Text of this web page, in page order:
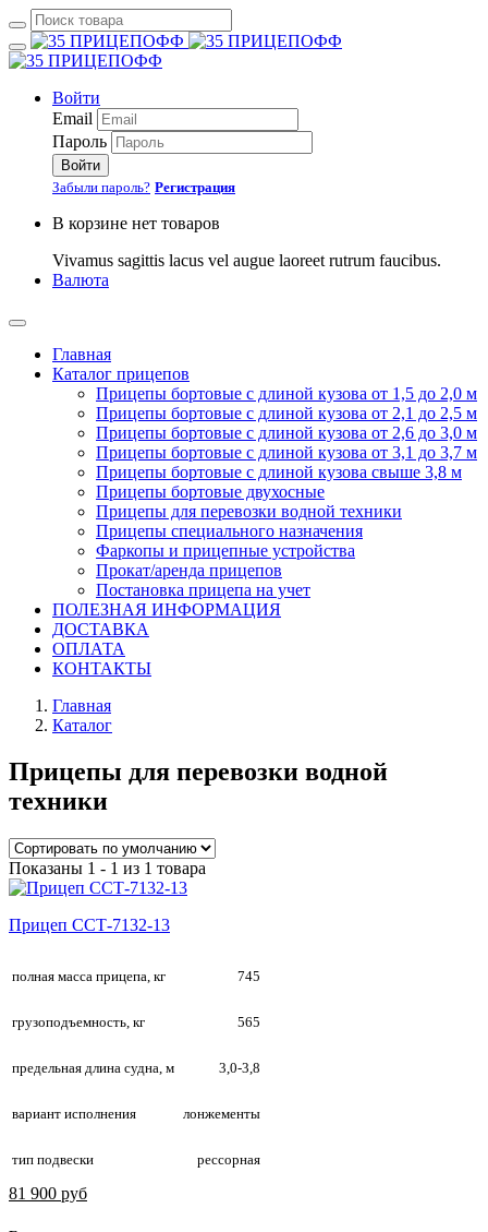
Войти
Email
Пароль
Войти
Забыли пароль? Регистрация
В корзине нет товаров
Vivamus sagittis lacus vel augue laoreet rutrum faucibus.
Валюта
Главная
Каталог прицепов
Прицепы бортовые с длиной кузова от 1,5 до 2,0 м
Прицепы бортовые с длиной кузова от 2,1 до 2,5 м
Прицепы бортовые с длиной кузова от 2,6 до 3,0 м
Прицепы бортовые с длиной кузова от 3,1 до 3,7 м
Прицепы бортовые с длиной кузова свыше 3,8 м
Прицепы бортовые двухосные
Прицепы для перевозки водной техники
Прицепы специального назначения
Фаркопы и прицепные устройства
Прокат/аренда прицепов
Постановка прицепа на учет
ПОЛЕЗНАЯ ИНФОРМАЦИЯ
ДОСТАВКА
ОПЛАТА
КОНТАКТЫ
Главная
Каталог
Прицепы для перевозки водной
техники
Показаны 1 - 1 из 1 товара
Прицеп ССТ-7132-13
полная масса прицепа, кг 745
грузоподъемность, кг 565
предельная длина судна, м 3,0-3,8
вариант исполнения лонжементы
тип подвески рессорная
81 900 руб